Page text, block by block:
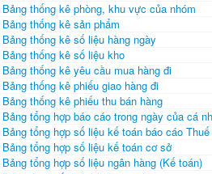
Bảng thống kê phòng, khu vực của nhóm
Bảng thống kê sản phẩm
Bảng thống kê số liệu hàng ngày
Bảng thống kê số liệu kho
Bảng thống kê yêu cầu mua hàng đi
Bảng thống kê phiếu giao hàng đi
Bảng thống kê phiếu thu bán hàng
Bảng tổng hợp báo cáo trong ngày của cá
Bảng tổng hợp số liệu kế toán báo cáo Thuế
Bảng tổng hợp số liệu kế toán cơ sở
Bảng tổng hợp số liệu ngân hàng (Kế toán)